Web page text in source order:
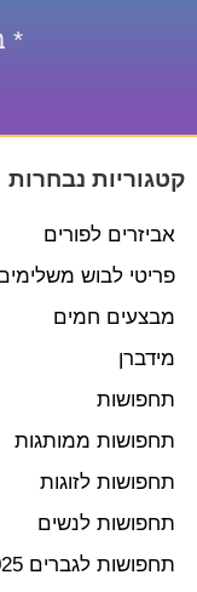
*
קטגוריות נבחרות
אביזרים לפורים
פריטי לבוש
מבצעים חמים
מידברן
תחפושות
תחפושות ממותגות
תחפושות לזוגות
תחפושות לנשים
תחפושות לגברים 2025